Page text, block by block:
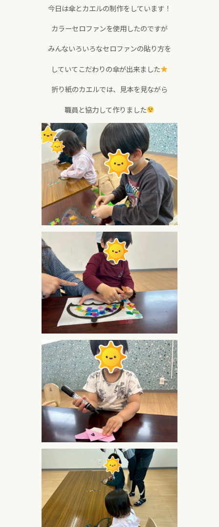
今日は傘とカエルの制作をしています！
カラーセロファンを使用したのですが
みんないろいろなセロファンの貼り方を
していてこだわりの傘が出来ました
折り紙のカエルでは、見本を見ながら
職員と協力して作りました